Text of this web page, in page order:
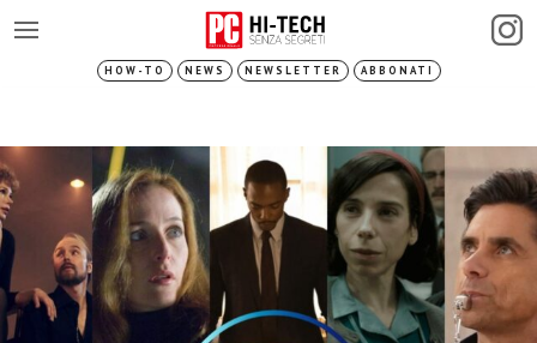
HOW-TO NEWS NEWSLETTER ABBONATI